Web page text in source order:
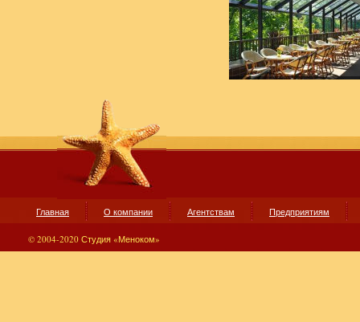
Главная О компании Агентствам Предприятиям
© 2004-2020 Студия «Меноком»